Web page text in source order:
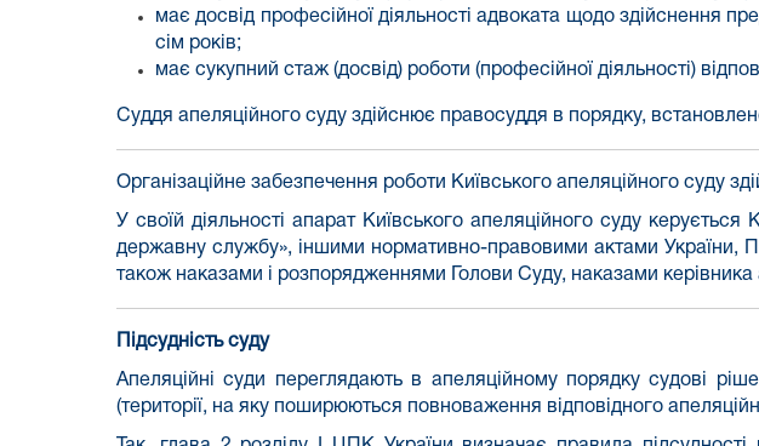
має досвід професійної діяльності адвоката щодо здійснення
сім років;
має сукупний стаж (досвід) роботи (професійної діяльності)
Суддя апеляційного суду здійснює правосуддя в порядку,
Організаційне забезпечення роботи Київського апеляційного суду
У своїй діяльності апарат Київського апеляційного суду
державну службу», іншими нормативно-правовими актами України,
також наказами і розпорядженнями Голови Суду, наказами керівника
Підсудність суду
Апеляційні суди переглядають в апеляційному порядку судові
(території, на яку поширюються повноваження відповідного